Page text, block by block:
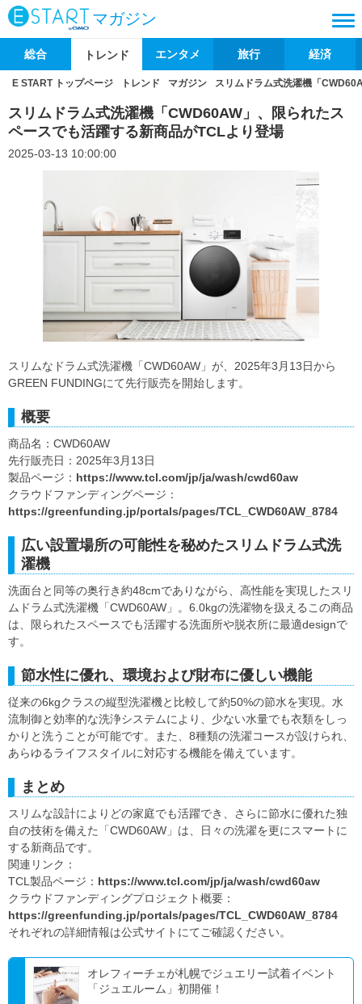
マガジン
総合 トレンド エンタメ 旅行 経済
E START トップページ トレンド マガジン スリムドラム式洗濯機「
スリムドラム式洗濯機「CWD60AW」、限られたス
ペースでも活躍する新商品がTCLより登場
2025-03-13 10:00:00
スリムなドラム式洗濯機「CWD60AW」が、2025年3月13日から
GREEN FUNDINGにて先行販売を開始します。
概要
商品名：CWD60AW
先行販売日：2025年3月13日
製品ページ： https://www.tcl.com/jp/ja/wash/cwd60aw
クラウドファンディングページ：
https://greenfunding.jp/portals/pages/TCL_CWD60AW_8784
広い設置場所の可能性を秘めたスリムドラム式洗
濯機
洗面台と同等の奥行き約48cmでありながら、高性能を実現したスリ
ムドラム式洗濯機「CWD60AW」。6.0kgの洗濯物を扱えるこの商品
は、限られたスペースでも活躍する洗面所や脱衣所に最適designで
す。
節水性に優れ、環境および財布に優しい機能
従来の6kgクラスの縦型洗濯機と比較して約50%の節水を実現。水
流制御と効率的な洗浄システムにより、少ない水量でも衣類をしっ
かりと洗うことが可能です。また、8種類の洗濯コースが設けられ、
あらゆるライフスタイルに対応する機能を備えています。
まとめ
スリムな設計によりどの家庭でも活躍でき、さらに節水に優れた独
自の技術を備えた「CWD60AW」は、日々の洗濯を更にスマートに
する新商品です。
関連リンク：
TCL製品ページ： https://www.tcl.com/jp/ja/wash/cwd60aw
クラウドファンディングプロジェクト概要：
https://greenfunding.jp/portals/pages/TCL_CWD60AW_8784
それぞれの詳細情報は公式サイトにてご確認ください。
オレフィーチェが札幌でジュエリー試着イベント
「ジュエルーム」初開催！